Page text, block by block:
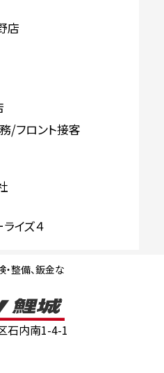
店
/フロント接客
イズ４
整備、鈑金な
石内南1-4-1